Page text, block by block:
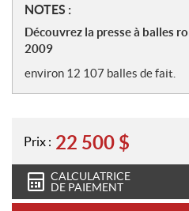
N
o
t
s
NOTES :
Découvrez la presse à balles
2009
environ 12 107 balles de fait.
Prix : 22 500 $
CALCULATRICE
DE PAIEMENT